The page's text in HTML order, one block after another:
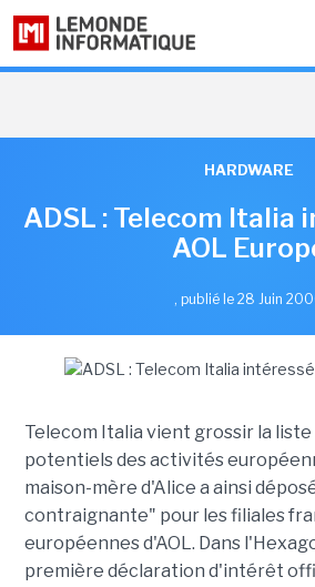
HARDWARE
ADSL : Telecom Italia
AOL
, publié le 28 Juin
Telecom Italia vient grossir la
potentiels des activités
maison-mère d'Alice a ainsi
contraignante" pour les filiales
européennes d'AOL. Dans
première déclaration d'intérêt